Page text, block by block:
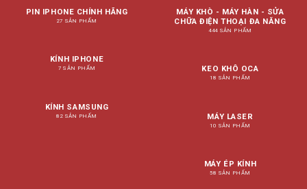
PIN IPHONE CHÍNH HÃNG
27 SẢN PHẨM
KÍNH IPHONE
7 SẢN PHẨM
KÍNH SAMSUNG
82 SẢN PHẨM
MÁY KHÒ - MÁY HÀN - SỬA
CHỮA ĐIỆN THOẠI ĐA NĂNG
444 SẢN PHẨM
KEO KHÔ OCA
18 SẢN PHẨM
MÁY LASER
10 SẢN PHẨM
MÁY ÉP KÍNH
58 SẢN PHẨM